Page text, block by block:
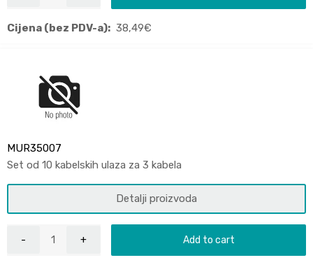
Cijena (bez PDV-a): 38,49€
MUR35007
Set od 10 kabelskih ulaza za 3 kabela
Detalji proizvoda
Add to cart